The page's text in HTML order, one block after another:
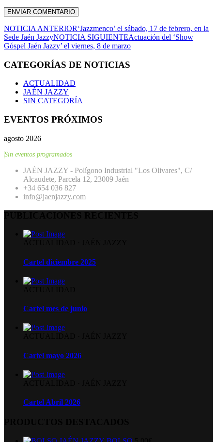
NOTICIA ANTERIOR‘Jazzmenco’ el sábado, 17 de febrero, en la
Sede Jaén JazzyNOTICIA SIGUIENTEActuación del ‘Show
Góspel Jaén Jazzy’ el viernes, 8 de marzo
CATEGORÍAS DE NOTICIAS
ACTUALIDAD
JAÉN JAZZY
SIN CATEGORÍA
EVENTOS PRÓXIMOS
agosto 2026
Sin eventos programados
JAÉN JAZZY - Polígono Industrial "Los Olivares", C/
Alcaudete, Parcela 12, 23009 Jaén
+34 654 036 827
info@jaenjazzy.com
Cartel diciembre 2025
Cartel mes de junio
Cartel mayo 2026
Cartel Abril 2026